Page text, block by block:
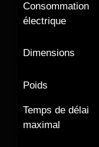
Consommation
électrique
Dimensions
Poids
Temps de délai
maximal